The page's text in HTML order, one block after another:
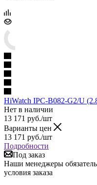
HiWatch IPC-B082-G2/U
Нет в наличии
13 171 руб./шт
Варианты цен
13 171 руб./шт
Подробности
Под заказ
Наши менеджеры
условия заказа